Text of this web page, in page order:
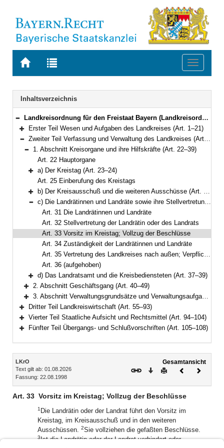
Zur
BAYERN.RECHT
Zur
letzten
Suche
Toggle
Navigation
Inhaltsverzeichnis
Bereich reduzieren
Landkreisordnung für den Freistaat Bayern (Landkreisordnung – LKrO) in der Fassung der Bekanntmachung vom 22. August 1998 (GVBl. S. 826) BayRS 2020-3-1-I (Art. 1–108)
Bereich erweitern
Erster Teil Wesen und Aufgaben des Landkreises (Art. 1–21)
Bereich reduzieren
Zweiter Teil Verfassung und Verwaltung des Landkreises (Art. 22–54)
Bereich reduzieren
1. Abschnitt Kreisorgane und ihre Hilfskräfte (Art. 22–39)
Art. 22 Hauptorgane
Bereich erweitern
a) Der Kreistag (Art. 23–24)
Art. 25 Einberufung des Kreistags
Bereich erweitern
b) Der Kreisausschuß und die weiteren Ausschüsse (Art. 26–30)
Bereich reduzieren
c) Die Landrätinnen und Landräte sowie ihre Stellvertretung (Art. 31–36)
Art. 31 Die Landrätinnen und Landräte
Art. 32 Stellvertretung der Landrätin oder des Landrats
Art. 33 Vorsitz im Kreistag; Vollzug der Beschlüsse
Art. 34 Zuständigkeit der Landrätinnen und Landräte
Art. 35 Vertretung des Landkreises nach außen; Verpflichtungsgeschäfte
Art. 36 (aufgehoben)
Bereich erweitern
d) Das Landratsamt und die Kreisbediensteten (Art. 37–39)
Bereich erweitern
2. Abschnitt Geschäftsgang (Art. 40–49)
Bereich erweitern
3. Abschnitt Verwaltungsgrundsätze und Verwaltungsaufgaben (Art. 50–54)
Bereich erweitern
Dritter Teil Landkreiswirtschaft (Art. 55–93)
Bereich erweitern
Vierter Teil Staatliche Aufsicht und Rechtsmittel (Art. 94–104)
Fünfter Teil Übergangs- und Schlußvorschriften (Art. 105–108)
Inhalt
LKrO
Text gilt ab: 01.08.2026
Fassung: 22.08.1998
Gesamtansicht
Download
DruckenVorheriges
Art. 33 Vorsitz im Kreistag; Vollzug der Beschlüsse
1 Die Landrätin oder der Landrat führt den Vorsitz im
Kreistag, im Kreisausschuß und in den weiteren
Ausschüssen. 2Sie vollziehen die gefaßten Beschlüsse.
3Ist die Landrätin oder der Landrat verhindert oder